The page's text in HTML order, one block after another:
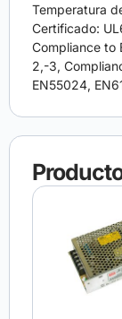
Temperatura
Certificado:
Compliance to
2,-3,
EN55024,